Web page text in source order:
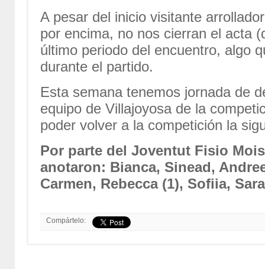
A pesar del inicio visitante
por encima, no nos cierran el acta
último periodo del encuentro, algo
durante el partido.
Esta semana tenemos jornada de
equipo de Villajoyosa de la
poder volver a la competición la
Por parte del Joventut Fisio
anotaron: Bianca, Sinead,
Carmen, Rebecca (1), Sofiia,
Compártelo: